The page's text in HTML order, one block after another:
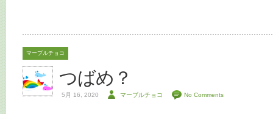
マーブルチョコ
つばめ？
5月 16, 2020 マーブルチョコ No Comments